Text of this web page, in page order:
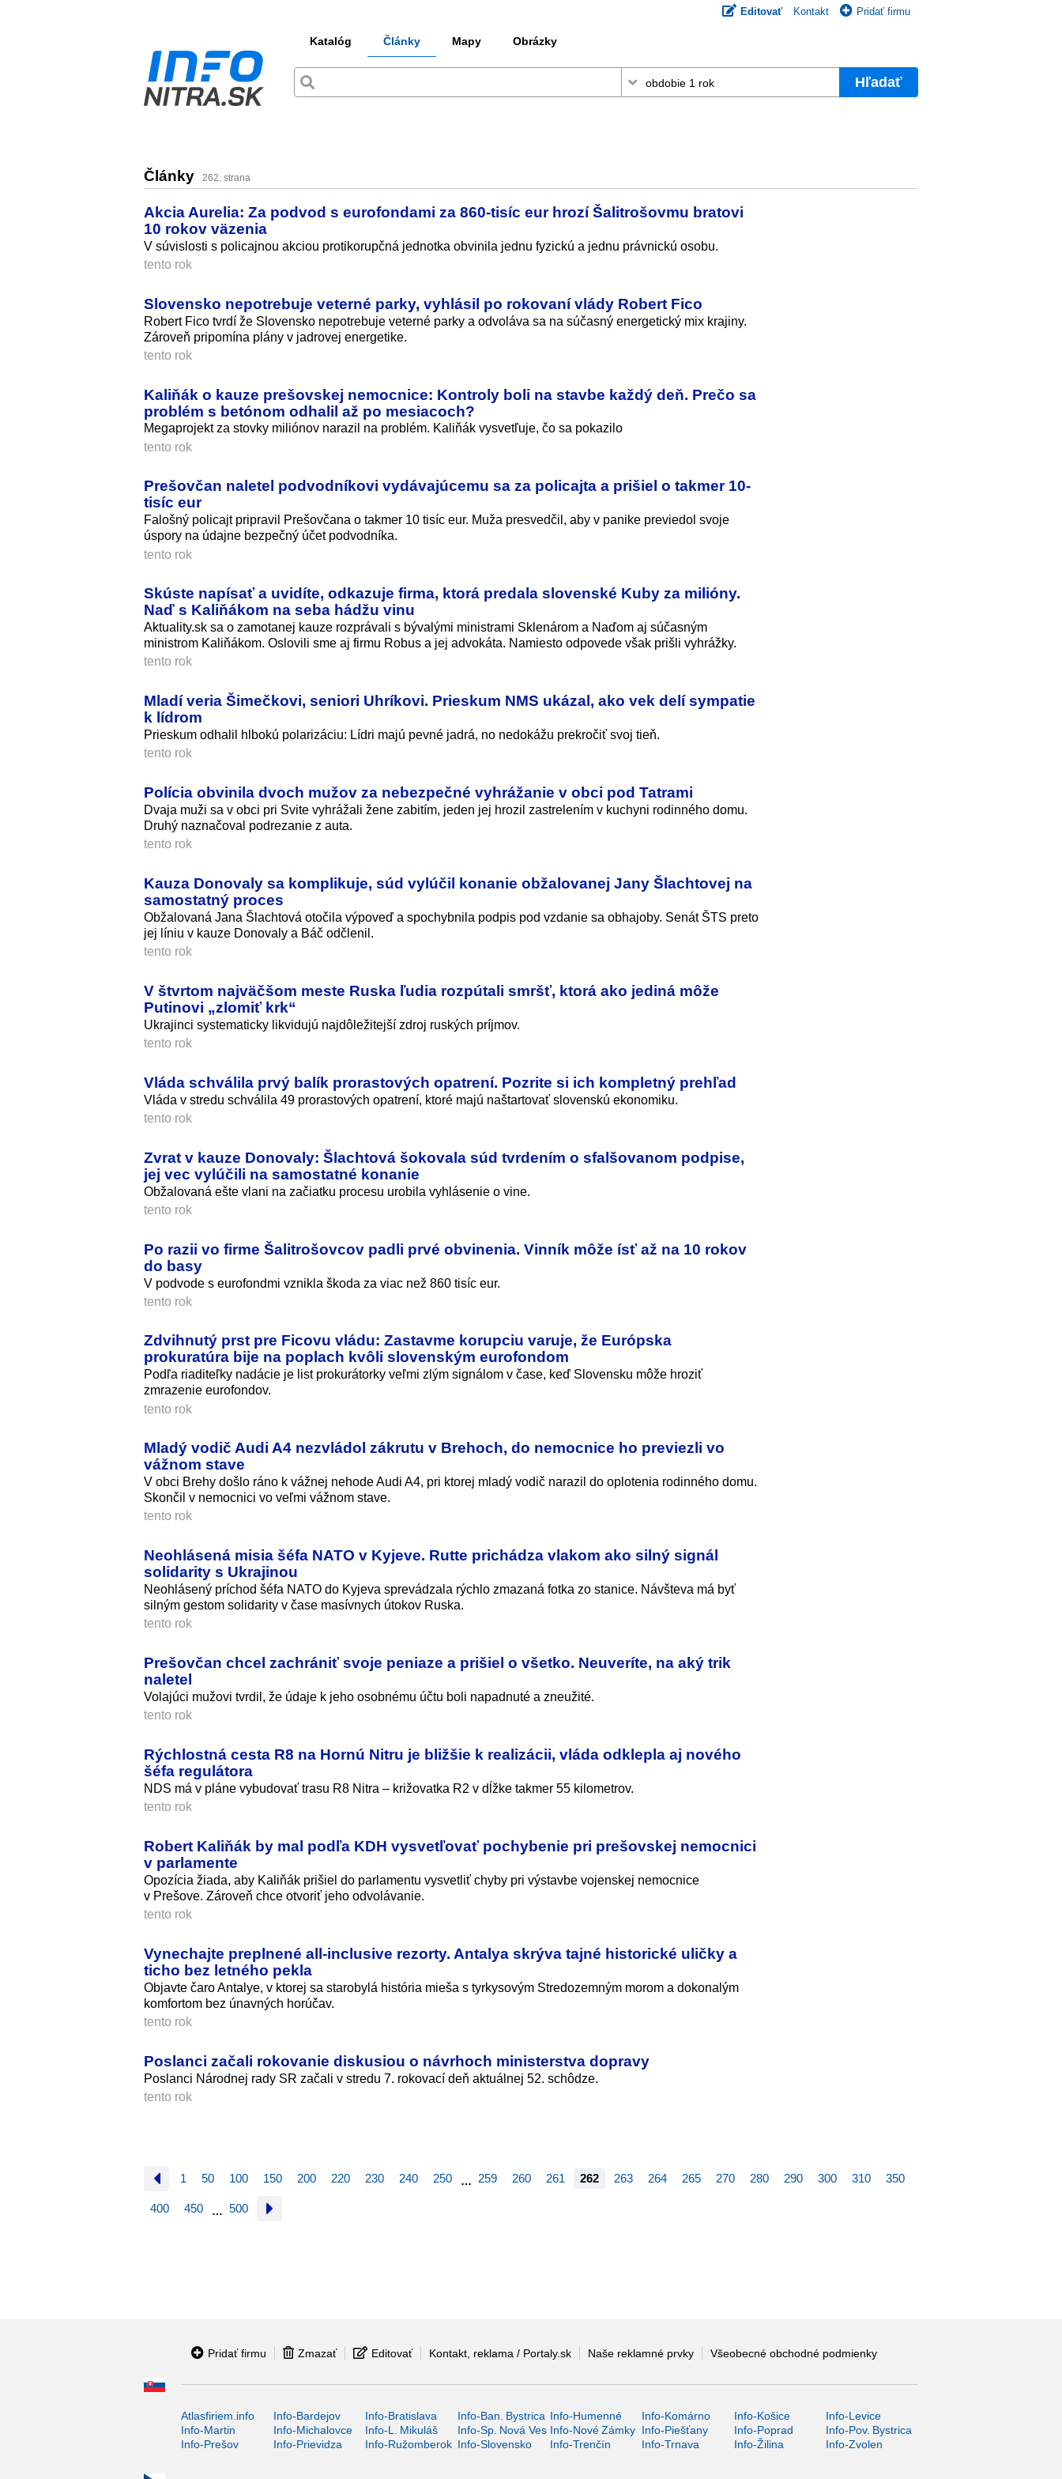
Editovať Kontakt Pridať firmu
Katalóg Články Mapy Obrázky
Hľadať
Články 262. strana
Akcia Aurelia: Za podvod s eurofondami za 860-tisíc eur hrozí Šalitrošovmu bratovi
10 rokov väzenia
V súvislosti s policajnou akciou protikorupčná jednotka obvinila jednu fyzickú a jednu právnickú osobu.
tento rok
Slovensko nepotrebuje veterné parky, vyhlásil po rokovaní vlády Robert Fico
Robert Fico tvrdí že Slovensko nepotrebuje veterné parky a odvoláva sa na súčasný energetický mix krajiny.
Zároveň pripomína plány v jadrovej energetike.
tento rok
Kaliňák o kauze prešovskej nemocnice: Kontroly boli na stavbe každý deň. Prečo sa
problém s betónom odhalil až po mesiacoch?
Megaprojekt za stovky miliónov narazil na problém. Kaliňák vysvetľuje, čo sa pokazilo
tento rok
Prešovčan naletel podvodníkovi vydávajúcemu sa za policajta a prišiel o takmer 10-
tisíc eur
Falošný policajt pripravil Prešovčana o takmer 10 tisíc eur. Muža presvedčil, aby v panike previedol svoje
úspory na údajne bezpečný účet podvodníka.
tento rok
Skúste napísať a uvidíte, odkazuje firma, ktorá predala slovenské Kuby za milióny.
Naď s Kaliňákom na seba hádžu vinu
Aktuality.sk sa o zamotanej kauze rozprávali s bývalými ministrami Sklenárom a Naďom aj súčasným
ministrom Kaliňákom. Oslovili sme aj firmu Robus a jej advokáta. Namiesto odpovede však prišli vyhrážky.
tento rok
Mladí veria Šimečkovi, seniori Uhríkovi. Prieskum NMS ukázal, ako vek delí sympatie
k lídrom
Prieskum odhalil hlbokú polarizáciu: Lídri majú pevné jadrá, no nedokážu prekročiť svoj tieň.
tento rok
Polícia obvinila dvoch mužov za nebezpečné vyhrážanie v obci pod Tatrami
Dvaja muži sa v obci pri Svite vyhrážali žene zabitím, jeden jej hrozil zastrelením v kuchyni rodinného domu.
Druhý naznačoval podrezanie z auta.
tento rok
Kauza Donovaly sa komplikuje, súd vylúčil konanie obžalovanej Jany Šlachtovej na
samostatný proces
Obžalovaná Jana Šlachtová otočila výpoveď a spochybnila podpis pod vzdanie sa obhajoby. Senát ŠTS preto
jej líniu v kauze Donovaly a Báč odčlenil.
tento rok
V štvrtom najväčšom meste Ruska ľudia rozpútali smršť, ktorá ako jediná môže
Putinovi „zlomiť krk“
Ukrajinci systematicky likvidujú najdôležitejší zdroj ruských príjmov.
tento rok
Vláda schválila prvý balík prorastových opatrení. Pozrite si ich kompletný prehľad
Vláda v stredu schválila 49 prorastových opatrení, ktoré majú naštartovať slovenskú ekonomiku.
tento rok
Zvrat v kauze Donovaly: Šlachtová šokovala súd tvrdením o sfalšovanom podpise,
jej vec vylúčili na samostatné konanie
Obžalovaná ešte vlani na začiatku procesu urobila vyhlásenie o vine.
tento rok
Po razii vo firme Šalitrošovcov padli prvé obvinenia. Vinník môže ísť až na 10 rokov
do basy
V podvode s eurofondmi vznikla škoda za viac než 860 tisíc eur.
tento rok
Zdvihnutý prst pre Ficovu vládu: Zastavme korupciu varuje, že Európska
prokuratúra bije na poplach kvôli slovenským eurofondom
Podľa riaditeľky nadácie je list prokurátorky veľmi zlým signálom v čase, keď Slovensku môže hroziť
zmrazenie eurofondov.
tento rok
Mladý vodič Audi A4 nezvládol zákrutu v Brehoch, do nemocnice ho previezli vo
vážnom stave
V obci Brehy došlo ráno k vážnej nehode Audi A4, pri ktorej mladý vodič narazil do oplotenia rodinného domu.
Skončil v nemocnici vo veľmi vážnom stave.
tento rok
Neohlásená misia šéfa NATO v Kyjeve. Rutte prichádza vlakom ako silný signál
solidarity s Ukrajinou
Neohlásený príchod šéfa NATO do Kyjeva sprevádzala rýchlo zmazaná fotka zo stanice. Návšteva má byť
silným gestom solidarity v čase masívnych útokov Ruska.
tento rok
Prešovčan chcel zachrániť svoje peniaze a prišiel o všetko. Neuveríte, na aký trik
naletel
Volajúci mužovi tvrdil, že údaje k jeho osobnému účtu boli napadnuté a zneužité.
tento rok
Rýchlostná cesta R8 na Hornú Nitru je bližšie k realizácii, vláda odklepla aj nového
šéfa regulátora
NDS má v pláne vybudovať trasu R8 Nitra – križovatka R2 v dĺžke takmer 55 kilometrov.
tento rok
Robert Kaliňák by mal podľa KDH vysvetľovať pochybenie pri prešovskej nemocnici
v parlamente
Opozícia žiada, aby Kaliňák prišiel do parlamentu vysvetliť chyby pri výstavbe vojenskej nemocnice
v Prešove. Zároveň chce otvoriť jeho odvolávanie.
tento rok
Vynechajte preplnené all-inclusive rezorty. Antalya skrýva tajné historické uličky a
ticho bez letného pekla
Objavte čaro Antalye, v ktorej sa starobylá história mieša s tyrkysovým Stredozemným morom a dokonalým
komfortom bez únavných horúčav.
tento rok
Poslanci začali rokovanie diskusiou o návrhoch ministerstva dopravy
Poslanci Národnej rady SR začali v stredu 7. rokovací deň aktuálnej 52. schôdze.
tento rok
1 50 100 150 200 220 230 240 250 … 259 260 261 262 263 264 265 270 280 290 300 310 350
400 450 … 500
Pridať firmu Zmazať Editovať Kontakt, reklama / Portaly.sk Naše reklamné prvky Všeobecné obchodné podmienky
Atlasfiriem.info Info-Bardejov Info-Bratislava Info-Ban. Bystrica Info-Humenné Info-Komárno Info-Košice
Info-Levice
Info-Martin
Info-Michalovce Info-L. Mikuláš Info-Sp. Nová Ves Info-Nové Zámky Info-Piešťany Info-Poprad
Info-Pov. Bystrica
Info-Prešov
Info-Prievidza Info-Ružomberok Info-Slovensko Info-Trenčín Info-Trnava Info-Žilina Info-Zvolen